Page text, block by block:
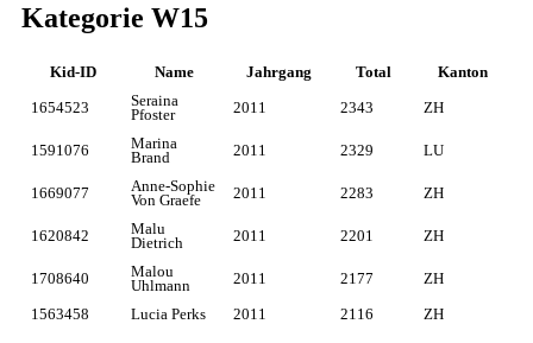
Kategorie W15
Kid-ID Name Jahrgang Total Kanton
1654523
Seraina
Pfoster
2011 2343 ZH
1591076
Marina
Brand
2011 2329 LU
1669077
Anne-Sophie
Von Graefe
2011 2283 ZH
1620842
Malu
Dietrich
2011 2201 ZH
1708640
Malou
Uhlmann
2011 2177 ZH
1563458 Lucia Perks 2011 2116 ZH